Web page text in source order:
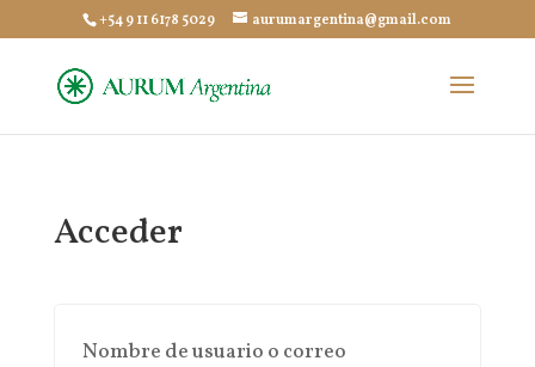
+54 9 11 6178 5029 aurumargentina@gmail.com
Acceder
Nombre de usuario o correo